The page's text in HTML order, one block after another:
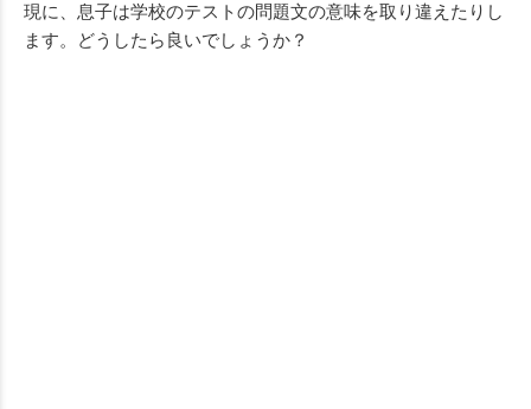
現に、息子は学校のテストの問題文の意味を取り違えたりし
ます。どうしたら良いでしょうか？